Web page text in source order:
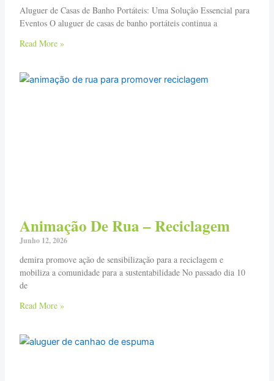
Aluguer de Casas de Banho Portáteis: Uma Solução Essencial para
Eventos O aluguer de casas de banho portáteis continua a
Read More »
Animação De Rua – Reciclagem
Junho 12, 2026
demira promove ação de sensibilização para a reciclagem e
mobiliza a comunidade para a sustentabilidade No passado dia 10
de
Read More »